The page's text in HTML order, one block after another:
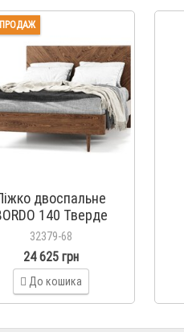
двоспальне
140 Тверде
узголів'я
32379-68
24 625 грн
До кошика